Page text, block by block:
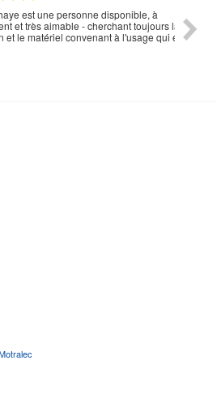
une personne disponible, à
aimable - cherchant toujours la
convenant à l'usage qui en